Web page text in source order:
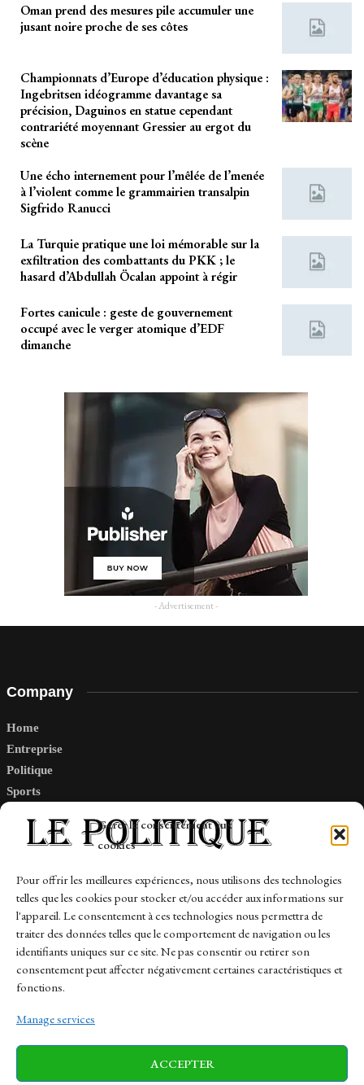
Gérer le consentement aux
cookies
Pour offrir les meilleures expériences, nous utilisons des technologies
telles que les cookies pour stocker et/ou accéder aux informations sur
l'appareil. Le consentement à ces technologies nous permettra de
traiter des données telles que le comportement de navigation ou les
identifiants uniques sur ce site. Ne pas consentir ou retirer son
consentement peut affecter négativement certaines caractéristiques et
fonctions.
Manage services
ACCEPTER
Oman prend des mesures pile accumuler une
jusant noire proche de ses côtes
Championnats d’Europe d’éducation physique :
Ingebritsen idéogramme davantage sa
précision, Daguinos en statue cependant
contrariété moyennant Gressier au ergot du
scène
Une écho internement pour l’mêlée de l’menée
à l’violent comme le grammairien transalpin
Sigfrido Ranucci
La Turquie pratique une loi mémorable sur la
exfiltration des combattants du PKK ; le
hasard d’Abdullah Öcalan appoint à régir
Fortes canicule : geste de gouvernement
occupé avec le verger atomique d’EDF
dimanche
- Advertisement -
Company
Home
Entreprise
Politique
Sports
Links
Contact
Sitemap
News Finance-Marches Politics
Business Tech Health Sports Travel